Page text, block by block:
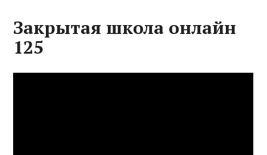
Закрытая школа онлайн
125